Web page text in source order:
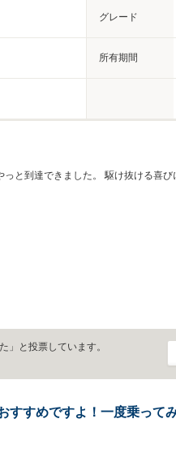
グレード
所有期間
と到達できました。 駆け抜ける喜び
」と投票しています。
すすめですよ！一度乗って